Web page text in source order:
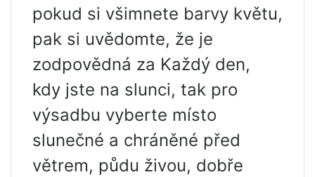
pokud si všimnete barvy květu,
pak si uvědomte, že je
zodpovědná za Každý den,
kdy jste na slunci, tak pro
výsadbu vyberte místo
slunečné a chráněné před
větrem, půdu živou, dobře